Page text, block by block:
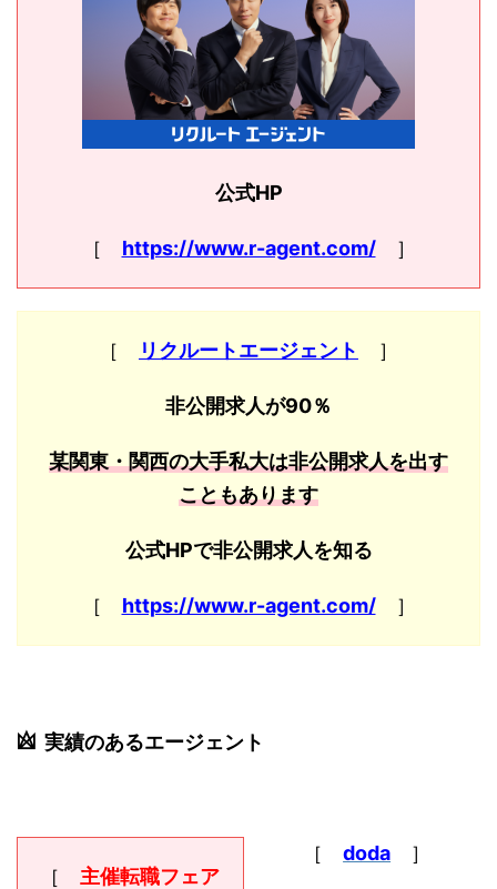
公式HP
［ https://www.r-agent.com/］
［ リクルートエージェント ］
非公開求人が90％
某関東・関西の大手私大は非公開求人を出す
こともあります
公式HPで非公開求人を知る
［ https://www.r-agent.com/］
実績のあるエージェント
［ 主催転職フェア
［doda ］